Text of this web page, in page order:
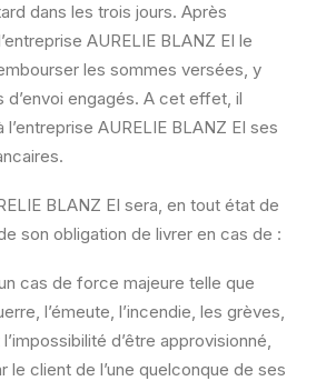
dans les trois jours. Après
AURELIE BLANZ EI le
les sommes versées, y
d’envoi engagés. A cet effet, il
AURELIE BLANZ EI ses
BLANZ EI sera, en tout état de
son obligation de livrer en cas de :
cas de force majeure telle que
l’émeute, l’incendie, les grèves,
d’être approvisionné,
le client de l’une quelconque de ses